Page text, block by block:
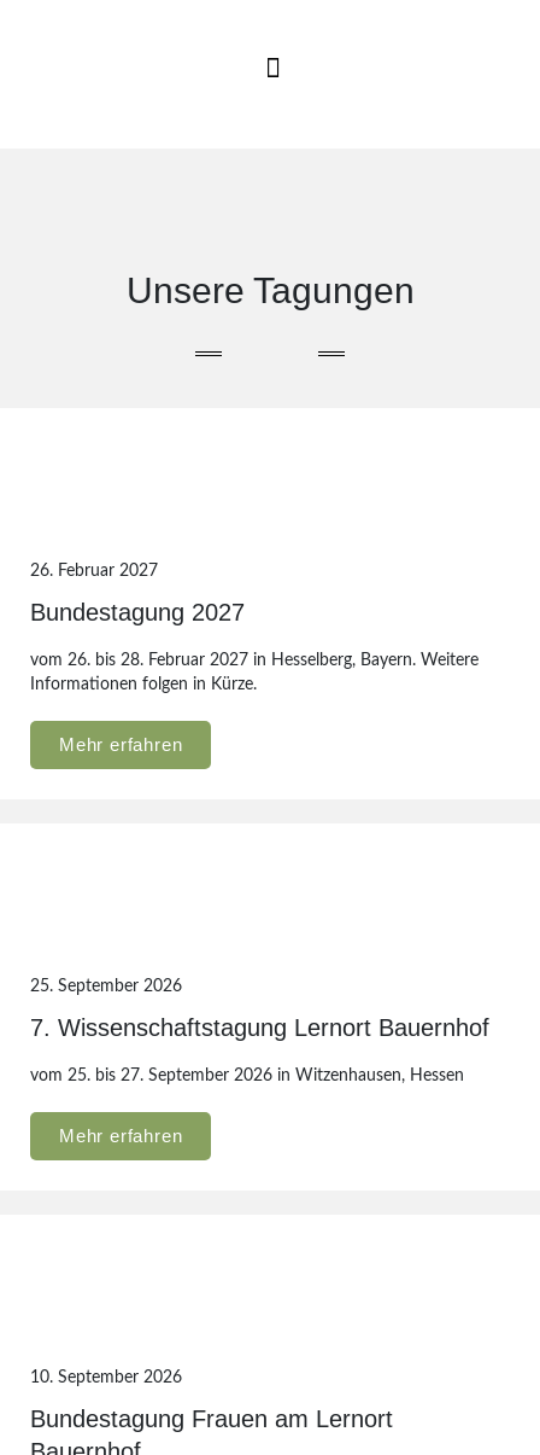
Unsere Tagungen
26. Februar 2027
Bundestagung 2027
vom 26. bis 28. Februar 2027 in Hesselberg, Bayern. Weitere
Informationen folgen in Kürze.
Mehr erfahren
25. September 2026
7. Wissenschaftstagung Lernort Bauernhof
vom 25. bis 27. September 2026 in Witzenhausen, Hessen
Mehr erfahren
10. September 2026
Bundestagung Frauen am Lernort